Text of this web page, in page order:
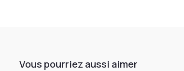
Vous pourriez aussi aimer